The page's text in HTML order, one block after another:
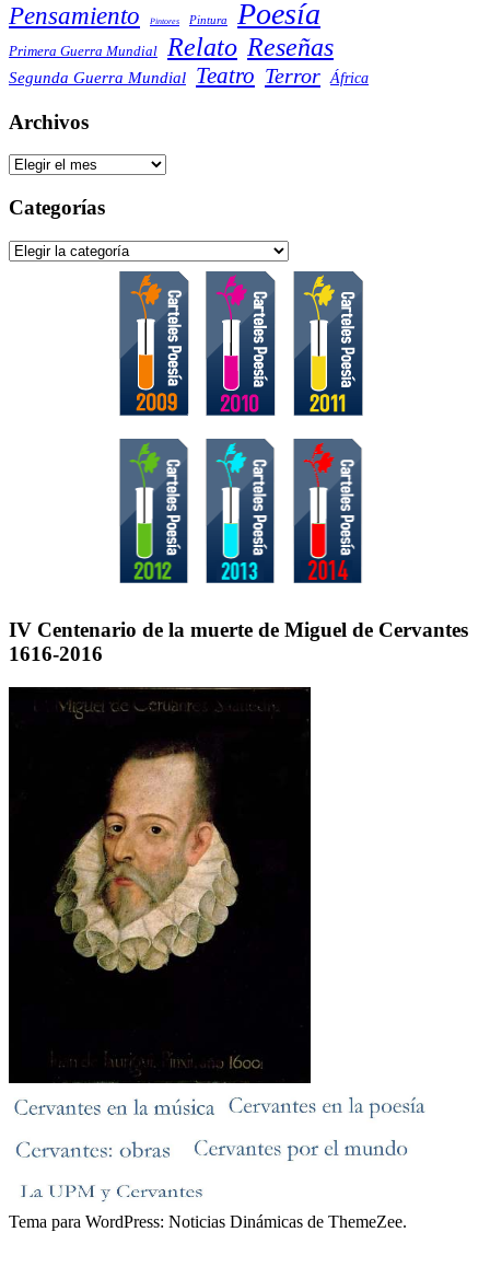
Pensamiento Pintores Pintura Poesía
Primera Guerra Mundial Relato Reseñas
Segunda Guerra Mundial Teatro Terror África
Archivos
Archivos
Categorías
Categorías
IV Centenario de la muerte de Miguel de Cervantes
1616-2016
Tema para WordPress: Noticias Dinámicas de ThemeZee.